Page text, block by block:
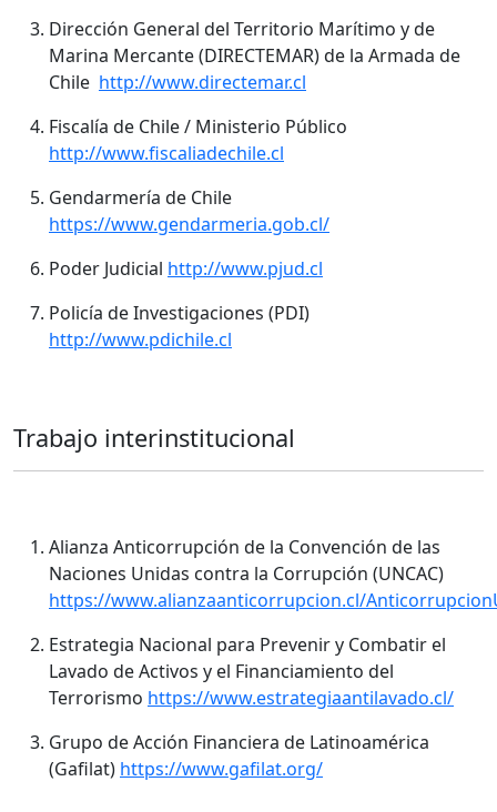
Dirección General del Territorio Marítimo y de
Marina Mercante (DIRECTEMAR) de la Armada de
Chile http://www.directemar.cl
Fiscalía de Chile / Ministerio Público
http://www.fiscaliadechile.cl
Gendarmería de Chile
https://www.gendarmeria.gob.cl/
Poder Judicial http://www.pjud.cl
Policía de Investigaciones (PDI)
http://www.pdichile.cl
Trabajo interinstitucional
Alianza Anticorrupción de la Convención de las
Naciones Unidas contra la Corrupción (UNCAC)
https://www.alianzaanticorrupcion.cl/
Estrategia Nacional para Prevenir y Combatir el
Lavado de Activos y el Financiamiento del
Terrorismo https://www.estrategiaantilavado.cl/
Grupo de Acción Financiera de Latinoamérica
(Gafilat) https://www.gafilat.org/